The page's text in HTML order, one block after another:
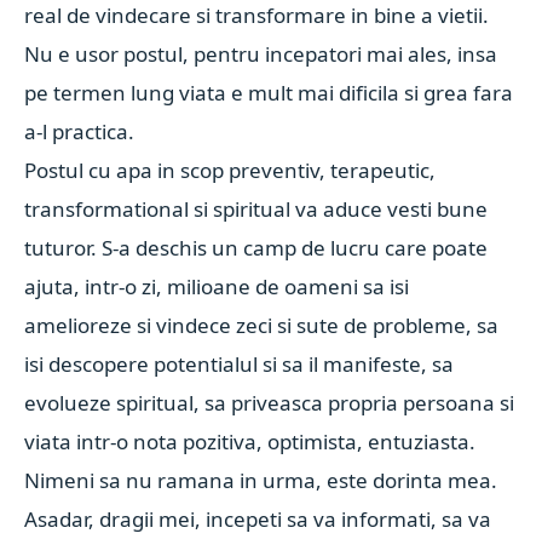
real de vindecare si transformare in bine a vietii.
Nu e usor postul, pentru incepatori mai ales, insa
pe termen lung viata e mult mai dificila si grea fara
a-l practica.
Postul cu apa in scop preventiv, terapeutic,
transformational si spiritual va aduce vesti bune
tuturor. S-a deschis un camp de lucru care poate
ajuta, intr-o zi, milioane de oameni sa isi
amelioreze si vindece zeci si sute de probleme, sa
isi descopere potentialul si sa il manifeste, sa
evolueze spiritual, sa priveasca propria persoana si
viata intr-o nota pozitiva, optimista, entuziasta.
Nimeni sa nu ramana in urma, este dorinta mea.
Asadar, dragii mei, incepeti sa va informati, sa va